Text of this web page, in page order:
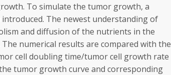
To simulate the tumor growth, a
The newest understanding of
and diffusion of the nutrients in the
numerical results are compared with the
cell doubling time/tumor cell growth rate
tumor growth curve and corresponding